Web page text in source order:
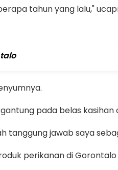
tahun yang lalu,"
pada belas kasihan
tanggung jawab saya
perikanan di Gorontalo